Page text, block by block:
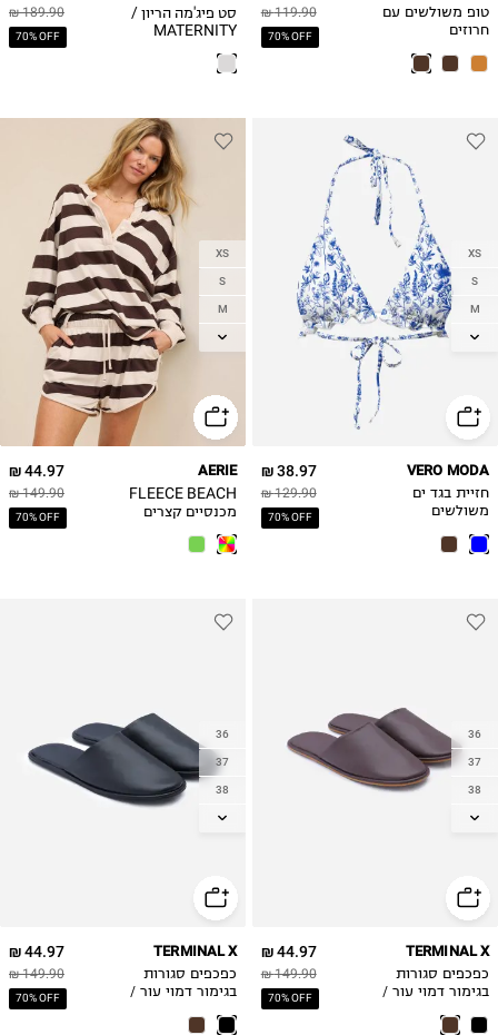
119.90 ₪
70% OFF
טופ משולשים עם
חרוזים
189.90 ₪
70% OFF
סט פיג'מה הריון /
MATERNITY
XS
S
M
L
38.97 ₪
129.90 ₪
70% OFF
VERO MODA
חזיית בגד ים
משולשים
XS
S
M
L
44.97 ₪
149.90 ₪
70% OFF
AERIE
FLEECE BEACH
מכנסיים קצרים
36
37
38
39
44.97 ₪
149.90 ₪
70% OFF
TERMINAL X
כפכפים סגורות
בגימור דמוי עור /
36
37
38
39
44.97 ₪
149.90 ₪
70% OFF
TERMINAL X
כפכפים סגורות
בגימור דמוי עור /